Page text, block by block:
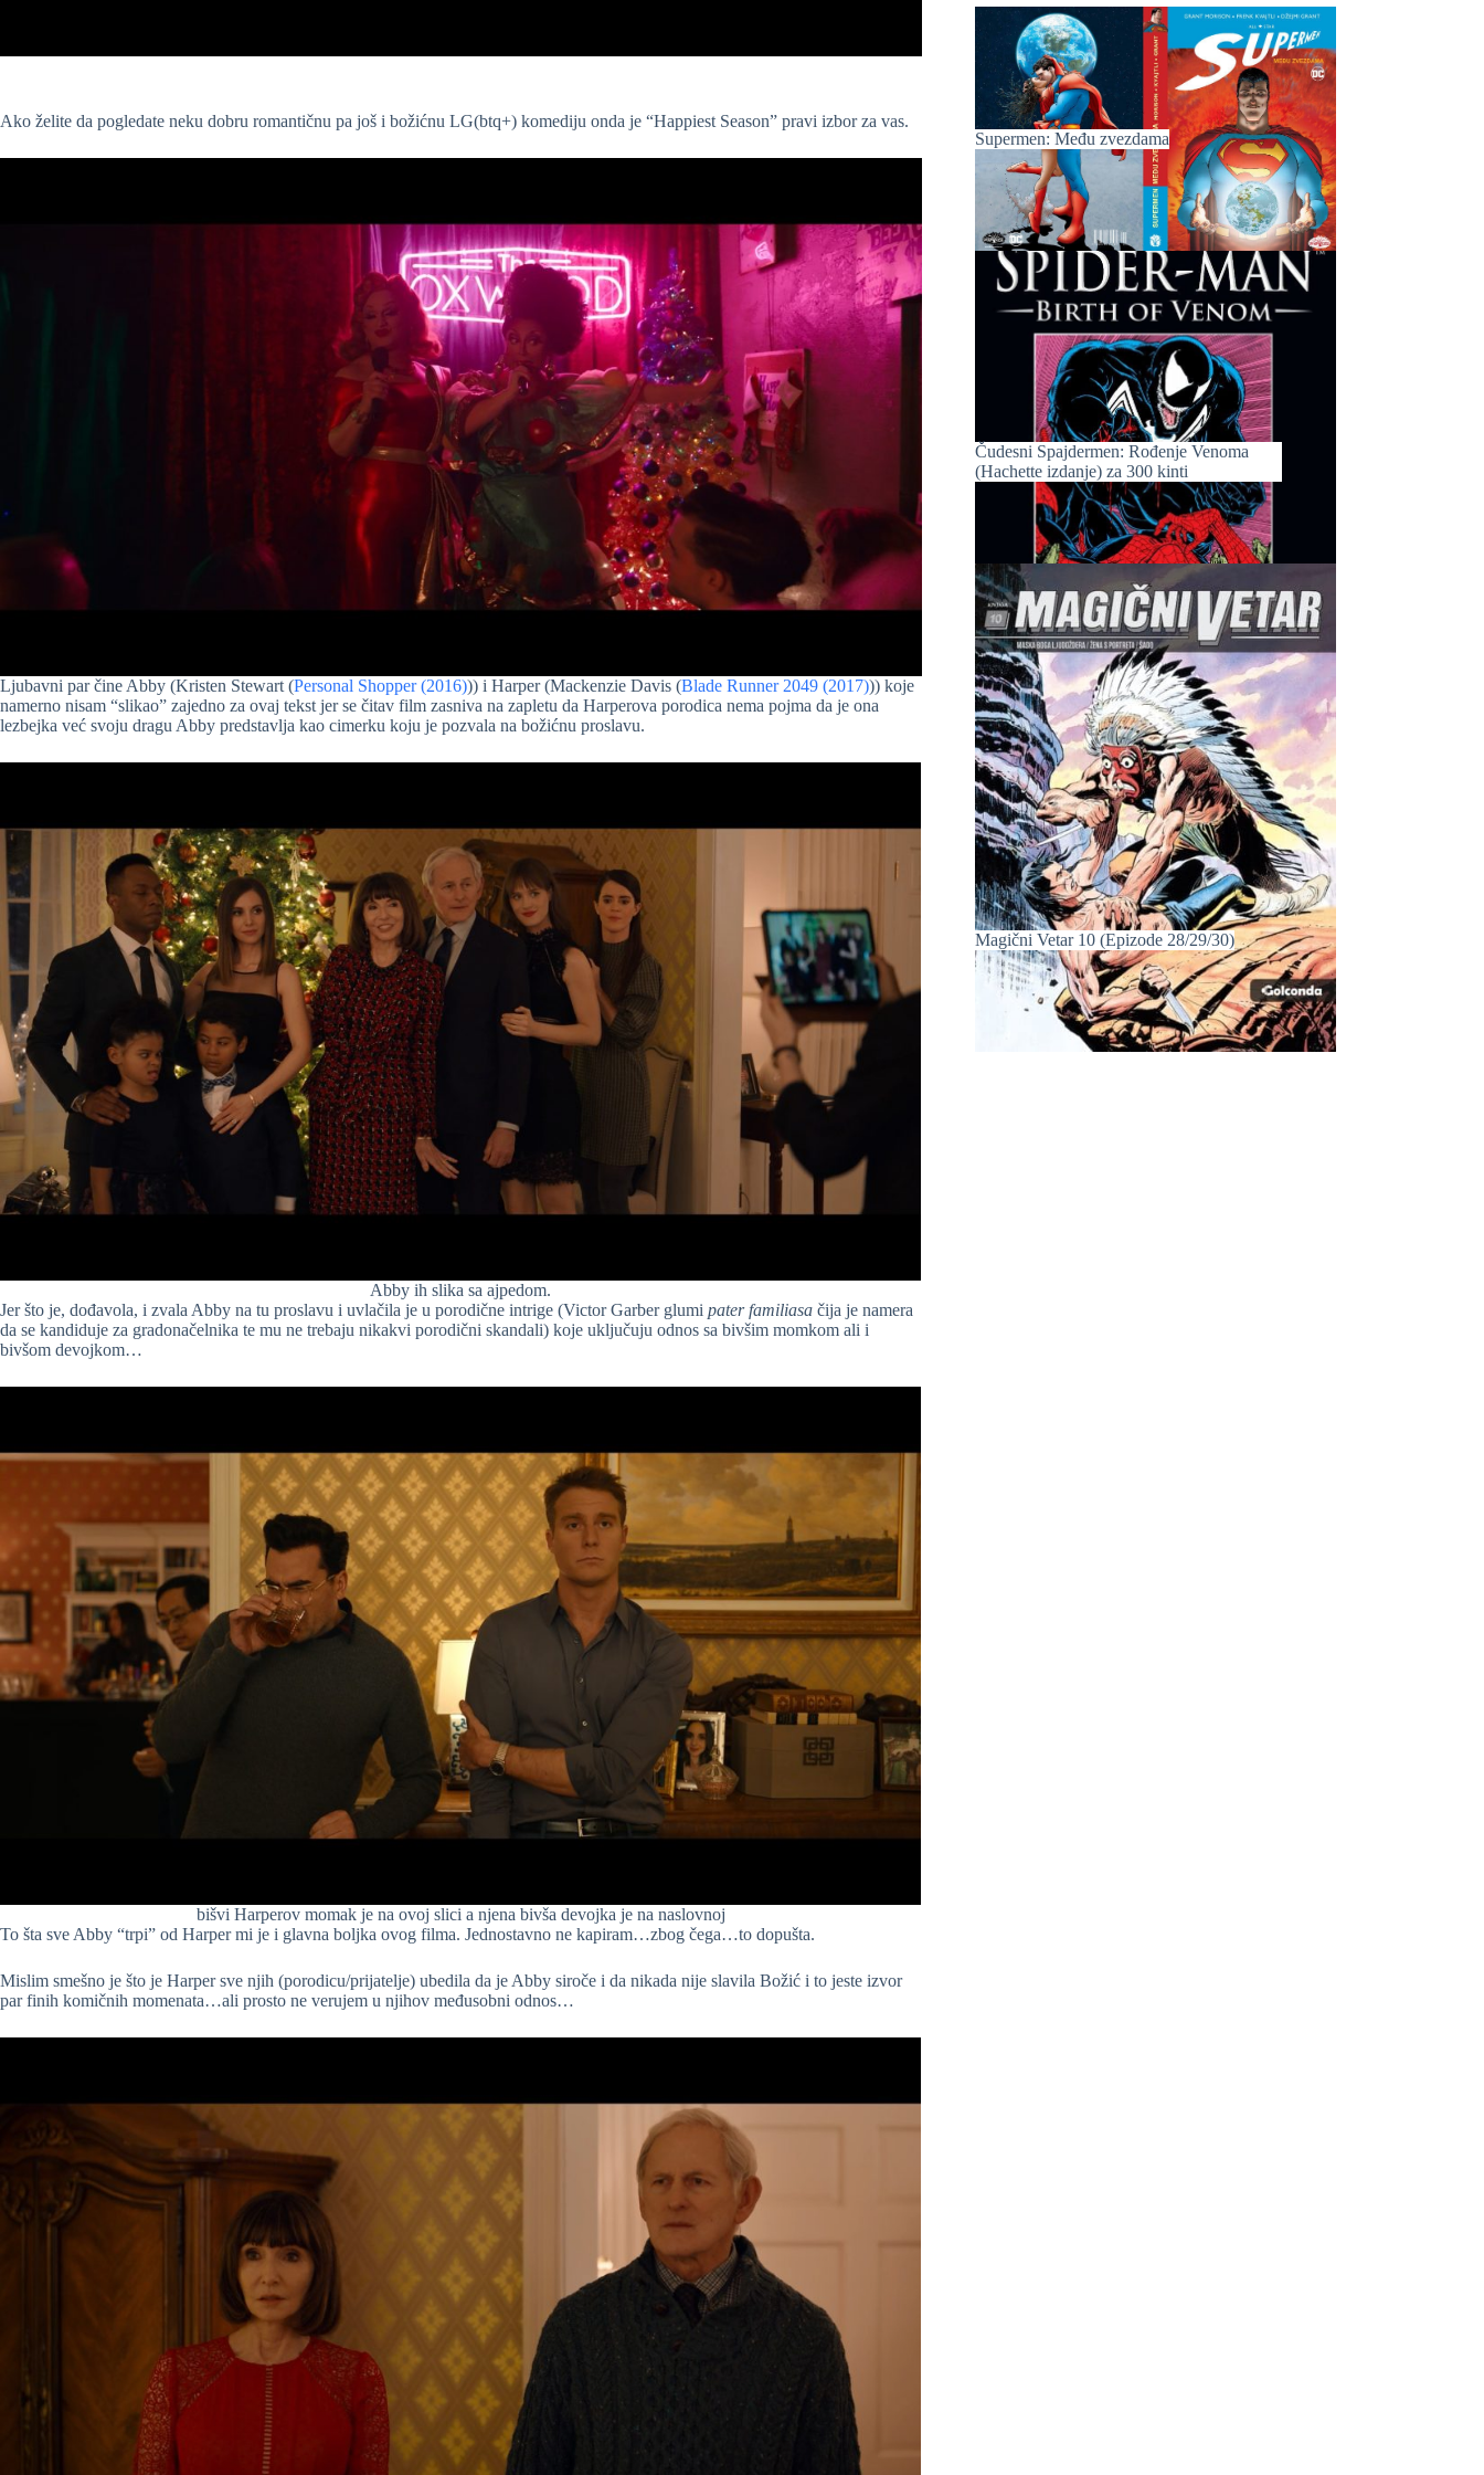
Ako želite da pogledate neku dobru romantičnu pa još i božićnu LG(btq+) komediju onda je “Happiest Season” pravi izbor za vas.
Ljubavni par čine Abby (Kristen Stewart (Personal Shopper (2016))) i Harper (Mackenzie Davis (Blade Runner 2049 (2017))) koje
namerno nisam “slikao” zajedno za ovaj tekst jer se čitav film zasniva na zapletu da Harperova porodica nema pojma da je ona
lezbejka već svoju dragu Abby predstavlja kao cimerku koju je pozvala na božićnu proslavu.
Abby ih slika sa ajpedom.
Jer što je, dođavola, i zvala Abby na tu proslavu i uvlačila je u porodične intrige (Victor Garber glumi pater familiasa čija je namera
da se kandiduje za gradonačelnika te mu ne trebaju nikakvi porodični skandali) koje uključuju odnos sa bivšim momkom ali i
bivšom devojkom…
bišvi Harperov momak je na ovoj slici a njena bivša devojka je na naslovnoj
To šta sve Abby “trpi” od Harper mi je i glavna boljka ovog filma. Jednostavno ne kapiram…zbog čega…to dopušta.
Mislim smešno je što je Harper sve njih (porodicu/prijatelje) ubedila da je Abby siroče i da nikada nije slavila Božić i to jeste izvor
par finih komičnih momenata…ali prosto ne verujem u njihov međusobni odnos…
Supermen: Među zvezdama
Čudesni Spajdermen: Rođenje Venoma
(Hachette izdanje) za 300 kinti
Magični Vetar 10 (Epizode 28/29/30)